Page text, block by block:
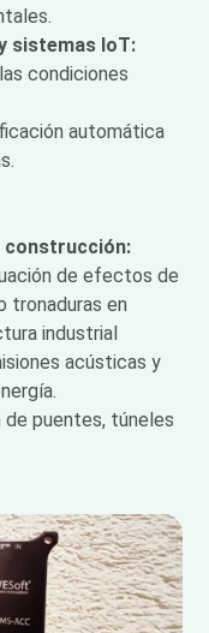
sistemas IoT:
condiciones
automática
construcción:
de efectos de
tronaduras en
industrial
acústicas y
de puentes, túneles